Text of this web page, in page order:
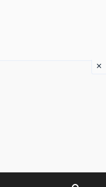
×